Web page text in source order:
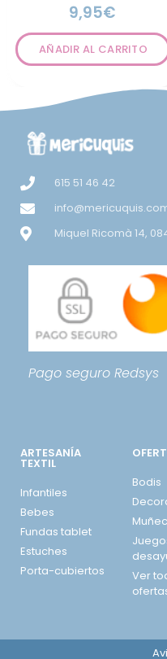
9,95€
AÑADIR AL CARRITO
615 51 46 42
Miquel Ricomà 14,
Pago seguro Redsys
ARTESANÍA
TEXTIL
Infantiles
Bebes
Fundas tablet
Estuches
Porta-cubiertos
Bodis
Ver